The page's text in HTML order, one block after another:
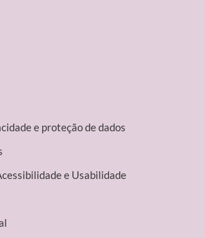
e proteção de dados
e Usabilidade